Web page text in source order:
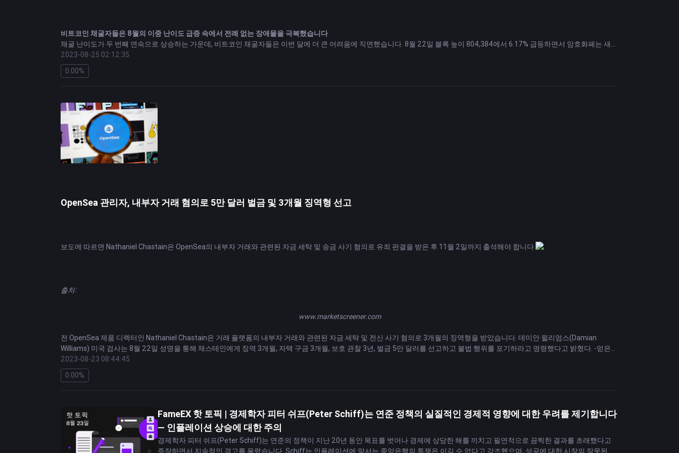
비트코인 채굴자들은 8월의 이중 난이도 급증 속에서 전례 없는 장애물을 극복했습니다
채굴 난이도가 두 번째 연속으로 상승하는 가운데, 비트코인 채굴자들은 이번 달에 더 큰 어려움에 직면했습니다. 8월 22일 블록 높이 804,384에서 6.17% 급등하면서 암호화폐는 새로
운 난이도 최고점에 도달했고, 이는 채굴자들이 블록 보상 보안을 보장하기 위한 투쟁을 증폭시켰습니다.
BRICS 은행 의장 주장: 현지 통화는 달러를 대체하는 것이 아니라 오히려 시스템을 대체합니다
경제학자는 중국 위안화가 미국 달러의 지배력에 큰 도전을 제기하지 않는다고 말합니다
한 경제학자는 중국 위안화가 미국 달러 지배력에 미치는 영향을 최소화하며 중국 위안화의 글로벌 준비금 비중이 3% 미만이라는 점을 언급했습니다. 그는 위안화가 달러 헤게모니에
실질적인 위협을 가하지 않는다는 점을 강조합니다. 이코노미스트에 따르면 많은 전문가들은 달러의 영향력이 감소하는 미래의 '다중 통화' 세계를 예측하고 있습니다.
중국, 블록체인 기술 기반 데이터 교환 도입
태국 차기 총리 스레타 타비신의 암호화폐 배경
글로벌 증권사를 대상으로 한 Citi 설문 조사: CBDC는 결제 속도를 향상시킵니다
면책 조항: 이 섹션에 제공된 정보는 정보 제공 목적으로만 제공되며 투자 조언이나 FameEX의 공식 견해를 나타내지 않습니다.
2023-08-25 02:12:35
0.00%
OpenSea 관리자, 내부자 거래 혐의로 5만 달러 벌금 및 3개월 징역형 선고
보도에 따르면 Nathaniel Chastain은 OpenSea의 내부자 거래와 관련된 자금 세탁 및 송금 사기 혐의로 유죄 판결을 받은 후 11월 2일까지 출석해야 합니다.
출처:
www.marketscreener.com
전 OpenSea 제품 디렉터인 Nathaniel Chastain은 거래 플랫폼의 내부자 거래와 관련된 자금 세탁 및 전신 사기 혐의로 3개월의 징역형을 받았습니다. 데미안 윌리엄스(Damian
Williams) 미국 검사는 8월 22일 성명을 통해 채스테인에게 징역 3개월, 자택 구금 3개월, 보호 관찰 3년, 벌금 5만 달러를 선고하고 불법 행위를 포기하라고 명령했다고 밝혔다. -얻은
이더리움대체 불가능한 토큰(NFT) 거래를 통해 획득합니다. Inner City Press의 보도에 따르면 Chastain은 11월 2일에 자수해야 합니다. 그러나 그의 변호사는 항소를 제기하고 보석
금을 요청할 계획이었습니다.
유죄 판결을 내렸습니다. 그는 OpenSea 웹사이트에 어떤 NFT를 표시할지 결정할 수 있는 제품 관리자로서의 권한을 가졌습니다. 전시되기 전에 그는 45개의 NFT를 구입한 다음 판매
했습니다.
Jesse Furman 판사의 8월 22일 판결은 법원이 Chastain이 내부자 거래 사기 또는 이에 상응하는 미국 달러를 통해 ETH를 포기해야 하는지 여부를 결정한다는 것을 나타냅니다.
2023-08-23 08:44:45
0.00%
FameEX 핫 토픽 | 경제학자 피터 쉬프(Peter Schiff)는 연준 정책의 실질적인 경제적 영향에 대한 우려를 제기합니다
— 인플레이션 상승에 대한 주의
경제학자 피터 쉬프(Peter Schiff)는 연준의 정책이 지난 20년 동안 목표를 벗어나 경제에 상당한 해를 끼치고 필연적으로 끔찍한 결과를 초래했다고
주장하면서 지속적인 경고를 울렸습니다. Schiff는 인플레이션에 맞서는 중앙은행의 투쟁은 이길 수 없다고 강조했으며, 성공에 대한 시장의 잘못된 믿